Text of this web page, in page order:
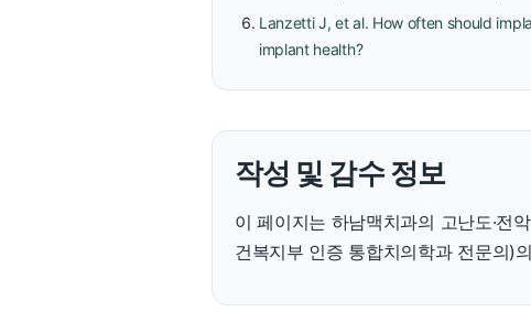
Lanzetti J, et al. How often should
implant health?
작성 및 감수 정보
이 페이지는 하남맥치과의 고난도·전
건복지부 인증 통합치의학과 전문의)